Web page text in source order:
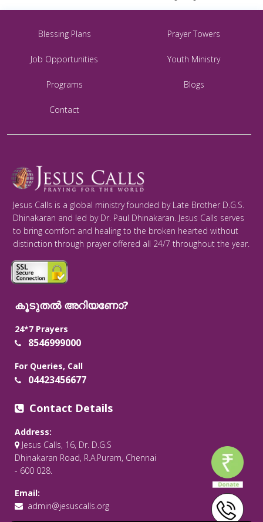
Blessing Plans Prayer Towers
Job Opportunities Youth Ministry
Programs Blogs
Contact
Jesus Calls is a global ministry founded by Late Brother D.G.S.
Dhinakaran and led by Dr. Paul Dhinakaran. Jesus Calls serves
to bring comfort and healing to the broken hearted without
distinction through prayer offered all 24/7 throughout the year.
കൂടുതൽ അറിയണോ?
24*7 Prayers
8546999000
For Queries, Call
04423456677
Contact Details
Address:
Jesus Calls, 16, Dr. D.G.S
Dhinakaran Road, R.A.Puram, Chennai
- 600 028.
Email:
admin@jesuscalls.org